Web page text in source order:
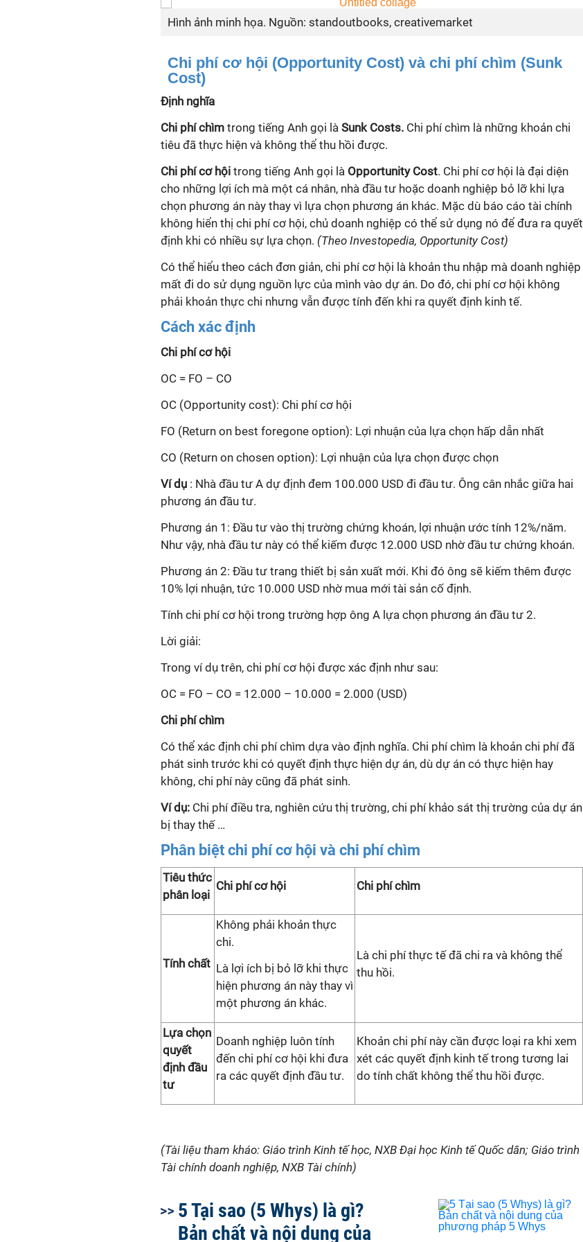
Hình ảnh minh họa. Nguồn: standoutbooks, creativemarket
Chi phí cơ hội (Opportunity Cost) và chi phí chìm (Sunk
Cost)
Định nghĩa
Chi phí chìm trong tiếng Anh gọi là Sunk Costs. Chi phí chìm là những khoản chi
tiêu đã thực hiện và không thể thu hồi được.
Chi phí cơ hội trong tiếng Anh gọi là Opportunity Cost. Chi phí cơ hội là đại diện
cho những lợi ích mà một cá nhân, nhà đầu tư hoặc doanh nghiệp bỏ lỡ khi lựa
chọn phương án này thay vì lựa chọn phương án khác. Mặc dù báo cáo tài chính
không hiển thị chi phí cơ hội, chủ doanh nghiệp có thể sử dụng nó để đưa ra quyết
định khi có nhiều sự lựa chọn. (Theo Investopedia, Opportunity Cost)
Có thể hiểu theo cách đơn giản, chi phí cơ hội là khoản thu nhập mà doanh nghiệp
mất đi do sử dụng nguồn lực của mình vào dự án. Do đó, chi phí cơ hội không
phải khoản thực chi nhưng vẫn được tính đến khi ra quyết định kinh tế.
Cách xác định
Chi phí cơ hội
OC = FO – CO
OC (Opportunity cost): Chi phí cơ hội
FO (Return on best foregone option): Lợi nhuận của lựa chọn hấp dẫn nhất
CO (Return on chosen option): Lợi nhuận của lựa chọn được chọn
Ví dụ : Nhà đầu tư A dự định đem 100.000 USD đi đầu tư. Ông cân nhắc giữa hai
phương án đầu tư.
Phương án 1: Đầu tư vào thị trường chứng khoán, lợi nhuận ước tính 12%/năm.
Như vậy, nhà đầu tư này có thể kiếm được 12.000 USD nhờ đầu tư chứng khoán.
Phương án 2: Đầu tư trang thiết bị sản xuất mới. Khi đó ông sẽ kiếm thêm được
10% lợi nhuận, tức 10.000 USD nhờ mua mới tài sản cố định.
Tính chi phí cơ hội trong trường hợp ông A lựa chọn phương án đầu tư 2.
Lời giải:
Trong ví dụ trên, chi phí cơ hội được xác định như sau:
OC = FO – CO = 12.000 – 10.000 = 2.000 (USD)
Chi phí chìm
Có thể xác định chi phí chìm dựa vào định nghĩa. Chi phí chìm là khoản chi phí đã
phát sinh trước khi có quyết định thực hiện dự án, dù dự án có thực hiện hay
không, chi phí này cũng đã phát sinh.
Ví dụ: Chi phí điều tra, nghiên cứu thị trường, chi phí khảo sát thị trường của dự án
bị thay thế …
Phân biệt chi phí cơ hội và chi phí chìm
Tiêu thức
phân loại
Chi phí cơ hội Chi phí chìm
Tính chất
Không phải khoản thực
chi.
Là lợi ích bị bỏ lỡ khi thực
hiện phương án này thay vì
một phương án khác.
Là chi phí thực tế đã chi ra và không thể
thu hồi.
Lựa chọn
quyết
định đầu
tư
Doanh nghiệp luôn tính
đến chi phí cơ hội khi đưa
ra các quyết định đầu tư.
Khoản chi phí này cần được loại ra khi xem
xét các quyết định kinh tế trong tương lai
do tính chất không thể thu hồi được.
(Tài liệu tham kháo: Giáo trình Kinh tế học, NXB Đại học Kinh tế Quốc dân; Giáo trình
Tài chính doanh nghiệp, NXB Tài chính)
5 Tại sao (5 Whys) là gì?
Bản chất và nội dung của